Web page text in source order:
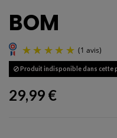
BOM
Produit indisponible dans cette
29,99 €